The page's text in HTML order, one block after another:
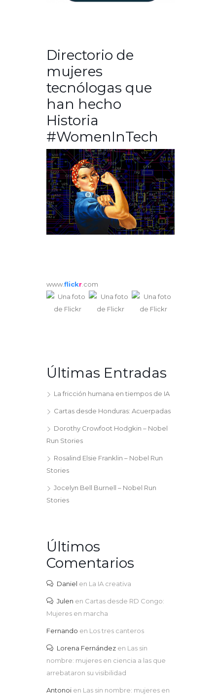
Directorio de
mujeres
tecnólogas que
han hecho
Historia
#WomenInTech
www.flickr .com
Últimas Entradas
La fricción humana en tiempos de IA
Cartas desde Honduras: Acuerpadas
Dorothy Crowfoot Hodgkin – Nobel
Run Stories
Rosalind Elsie Franklin – Nobel Run
Stories
Jocelyn Bell Burnell – Nobel Run
Stories
Últimos
Comentarios
Daniel en La IA creativa
Julen en Cartas desde RD Congo:
Mujeres en marcha
Fernando en Los tres canteros
Lorena Fernández en Las sin
nombre: mujeres en ciencia a las que
arrebataron su visibilidad
Antonoi en Las sin nombre: mujeres en